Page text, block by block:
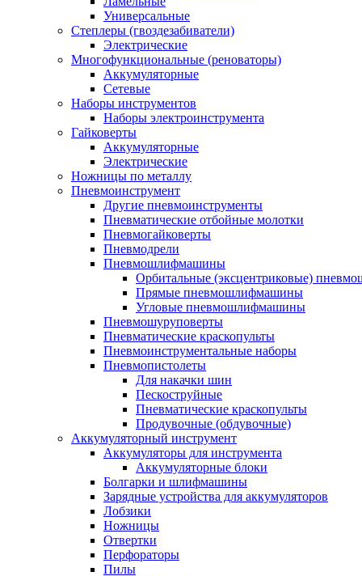
Универсальные
Степлеры (гвоздезабиватели)
Электрические
Многофункциональные (реноваторы)
Аккумуляторные
Сетевые
Наборы инструментов
Наборы электроинструмента
Гайковерты
Аккумуляторные
Электрические
Ножницы по металлу
Пневмоинструмент
Другие пневмоинструменты
Пневматические отбойные молотки
Пневмогайковерты
Пневмодрели
Пневмошлифмашины
Орбитальные (эксцентриковые)
Прямые пневмошлифмашины
Угловые пневмошлифмашины
Пневмошуруповерты
Пневматические краскопульты
Пневмоинструментальные наборы
Пневмопистолеты
Для накачки шин
Пескоструйные
Пневматические краскопульты
Продувочные (обдувочные)
Аккумуляторный инструмент
Аккумуляторы для инструмента
Аккумуляторные блоки
Болгарки и шлифмашины
Зарядные устройства для аккумуляторов
Лобзики
Ножницы
Отвертки
Перфораторы
Пилы